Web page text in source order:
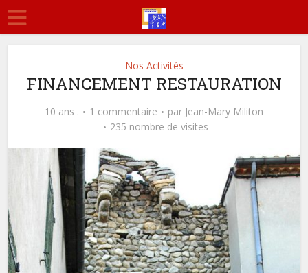
Nos Activités
FINANCEMENT RESTAURATION
10 ans . 1 commentaire par Jean-Mary Militon
235 nombre de visites